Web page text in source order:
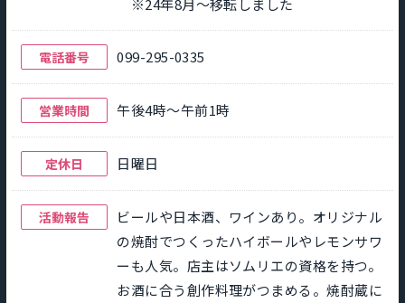
※24年8月～移転しました
電話番号 099-295-0335
営業時間 午後4時～午前1時
定休日 日曜日
活動報告
ビールや日本酒、ワインあり。オリジナル
の焼酎でつくったハイボールやレモンサワ
ーも人気。店主はソムリエの資格を持つ。
お酒に合う創作料理がつまめる。焼酎蔵に